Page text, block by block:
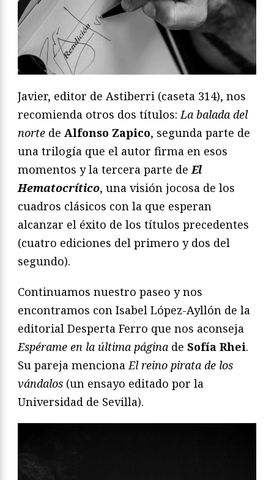
Javier, editor de Astiberri (caseta 314), nos
recomienda otros dos títulos: La balada del
norte de Alfonso Zapico, segunda parte de
una trilogía que el autor firma en esos
momentos y la tercera parte de El
Hematocrítico, una visión jocosa de los
cuadros clásicos con la que esperan
alcanzar el éxito de los títulos precedentes
(cuatro ediciones del primero y dos del
segundo).
Continuamos nuestro paseo y nos
encontramos con Isabel López-Ayllón de la
editorial Desperta Ferro que nos aconseja
Espérame en la última página de Sofía Rhei.
Su pareja menciona El reino pirata de los
vándalos (un ensayo editado por la
Universidad de Sevilla).